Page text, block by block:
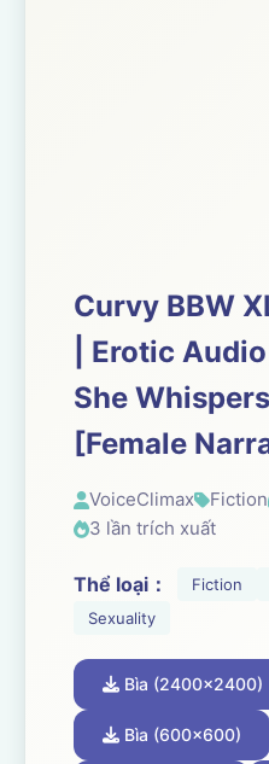
Curvy BBW
| Erotic
She
[Female
VoiceClimax Fiction
3 lần trích xuất
Thể loại： Fiction
Sexuality
Bìa (2400x2400)
Bìa (600x600)